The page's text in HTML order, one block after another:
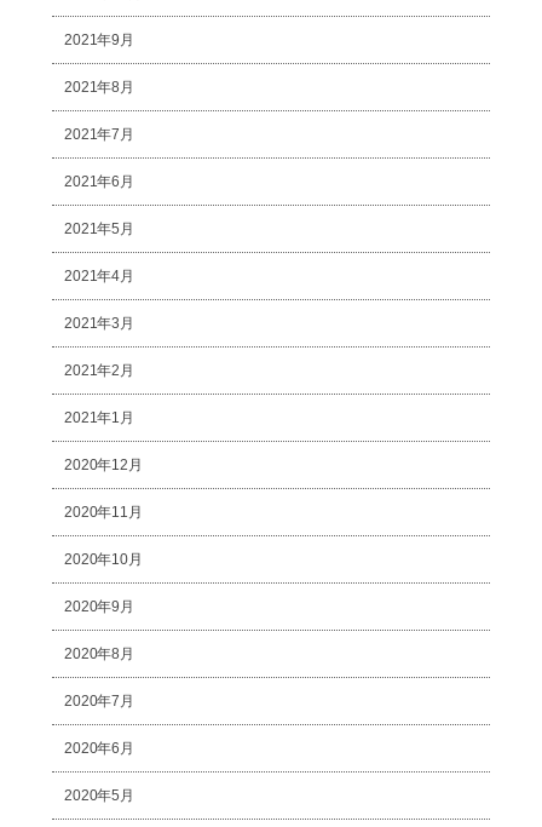
2021年9月
2021年8月
2021年7月
2021年6月
2021年5月
2021年4月
2021年3月
2021年2月
2021年1月
2020年12月
2020年11月
2020年10月
2020年9月
2020年8月
2020年7月
2020年6月
2020年5月